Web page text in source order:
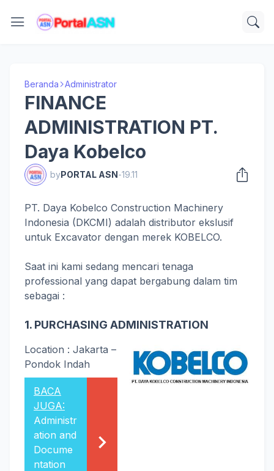
Beranda Administrator
FINANCE
ADMINISTRATION PT.
Daya Kobelco
byPORTAL ASN-19.11
PT. Daya Kobelco Construction Machinery
Indonesia (DKCMI) adalah distributor ekslusif
untuk Excavator dengan merek KOBELCO.
Saat ini kami sedang mencari tenaga
professional yang dapat bergabung dalam tim
sebagai :
1. PURCHASING ADMINISTRATION
Location : Jakarta –
Pondok Indah
BACA
JUGA:
Administr
ation and
Docume
ntation